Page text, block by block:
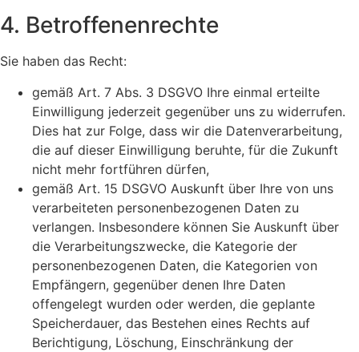
4. Betroffenenrechte
Sie haben das Recht:
gemäß Art. 7 Abs. 3 DSGVO Ihre einmal erteilte
Einwilligung jederzeit gegenüber uns zu widerrufen.
Dies hat zur Folge, dass wir die Datenverarbeitung,
die auf dieser Einwilligung beruhte, für die Zukunft
nicht mehr fortführen dürfen,
gemäß Art. 15 DSGVO Auskunft über Ihre von uns
verarbeiteten personenbezogenen Daten zu
verlangen. Insbesondere können Sie Auskunft über
die Verarbeitungszwecke, die Kategorie der
personenbezogenen Daten, die Kategorien von
Empfängern, gegenüber denen Ihre Daten
offengelegt wurden oder werden, die geplante
Speicherdauer, das Bestehen eines Rechts auf
Berichtigung, Löschung, Einschränkung der